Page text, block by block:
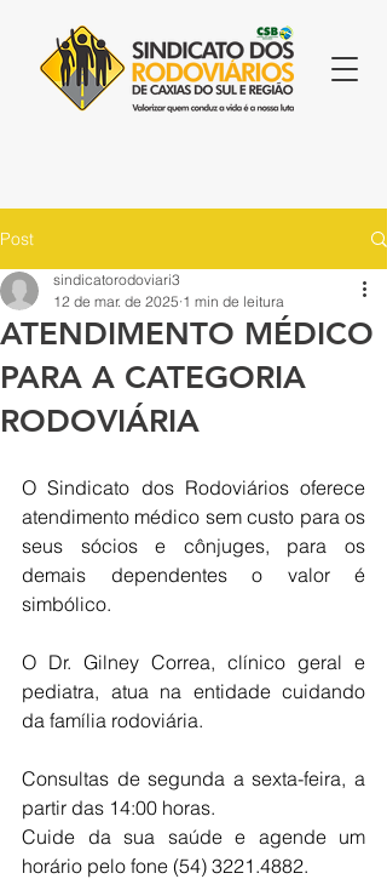
Post
ATENDIMENTO MÉDICO
PARA A CATEGORIA
RODOVIÁRIA
sindicatorodoviari3
12 de mar. de 2025 1 min de leitura
O Sindicato dos Rodoviários oferece
atendimento médico sem custo para os
seus sócios e cônjuges, para os
demais dependentes o valor é
simbólico.
O Dr. Gilney Correa, clínico geral e
pediatra, atua na entidade cuidando
da família rodoviária.
Consultas de segunda a sexta-feira, a
partir das 14:00 horas.
Cuide da sua saúde e agende um
horário pelo fone (54) 3221.4882.